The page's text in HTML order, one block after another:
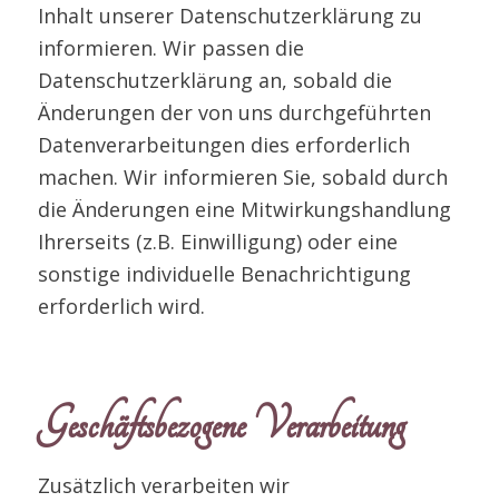
Inhalt unserer Datenschutzerklärung zu
informieren. Wir passen die
Datenschutzerklärung an, sobald die
Änderungen der von uns durchgeführten
Datenverarbeitungen dies erforderlich
machen. Wir informieren Sie, sobald durch
die Änderungen eine Mitwirkungshandlung
Ihrerseits (z.B. Einwilligung) oder eine
sonstige individuelle Benachrichtigung
erforderlich wird.
Geschäftsbezogene Verarbeitung
Zusätzlich verarbeiten wir